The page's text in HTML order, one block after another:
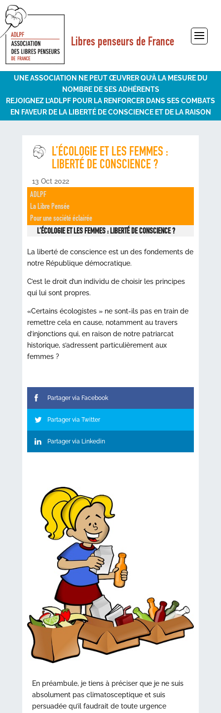
Libres penseurs de France
Sélectionner une page
UNE ASSOCIATION NE PEUT ŒUVRER QU’À LA MESURE DU
NOMBRE DE SES ADHÉRENTS
REJOIGNEZ L’ADLPF POUR LA RENFORCER DANS SES COMBATS
EN FAVEUR DE LA LIBERTÉ DE CONSCIENCE ET DE LA RAISON
L’ÉCOLOGIE ET LES FEMMES :
LIBERTÉ DE CONSCIENCE ?
13 Oct 2022
ADLPF
La Libre Pensée
Pour une société éclairée
L’ÉCOLOGIE ET LES FEMMES : LIBERTÉ DE CONSCIENCE ?
La liberté de conscience est un des fondements de
notre République démocratique.
C’est le droit d’un individu de choisir les principes
qui lui sont propres.
«Certains écologistes » ne sont-ils pas en train de
remettre cela en cause, notamment au travers
d’injonctions qui, en raison de notre patriarcat
historique, s’adressent particulièrement aux
femmes ?
Partager via Facebook
Partager via Twitter
Partager via Linkedin
En préambule, je tiens à préciser que je ne suis
absolument pas climatosceptique et suis
persuadée qu’il faudrait de toute urgence